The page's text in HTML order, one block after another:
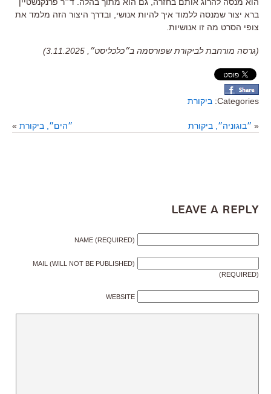
ברא יצור שמנסה ללמוד איך להיות אנושי
ובדרך היצור הזה מלמד את
צופי הסרט מה זו אנושיות
(גרסה מורחבת לביקורת שפורסמה ב״כלכליסט״, 3.11.2025)
Categories: ביקורת
« ״בוגוניה״, ביקורת ״הים״, ביקורת »
Leave a Reply
NAME (REQUIRED)
MAIL (WILL NOT BE PUBLISHED)
(REQUIRED)
WEBSITE